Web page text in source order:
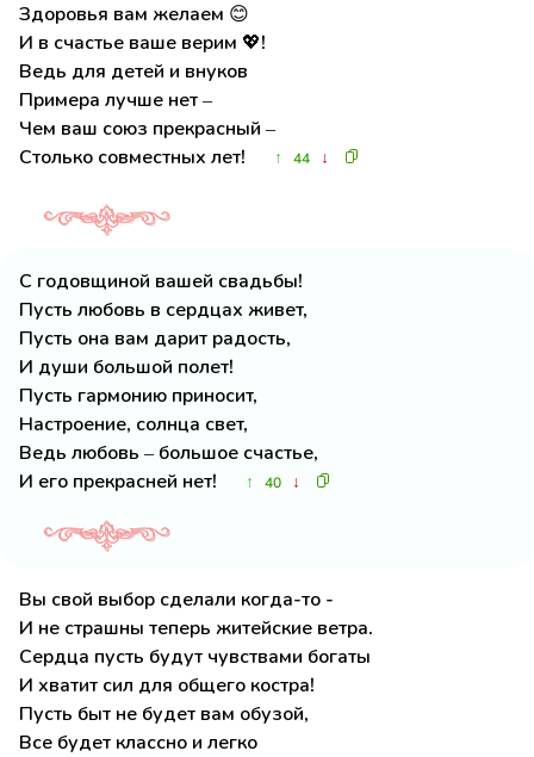
Здоровья вам желаем 😊
И в счастье ваше верим 💖!
Ведь для детей и внуков
Примера лучше нет –
Чем ваш союз прекрасный –
Столько совместных лет!
↑ 44 ↓
С годовщиной вашей свадьбы!
Пусть любовь в сердцах живет,
Пусть она вам дарит радость,
И души большой полет!
Пусть гармонию приносит,
Настроение, солнца свет,
Ведь любовь – большое счастье,
И его прекрасней нет!
↑ 40 ↓
Вы свой выбор сделали когда-то -
И не страшны теперь житейские ветра.
Сердца пусть будут чувствами богаты
И хватит сил для общего костра!
Пусть быт не будет вам обузой,
Все будет классно и легко